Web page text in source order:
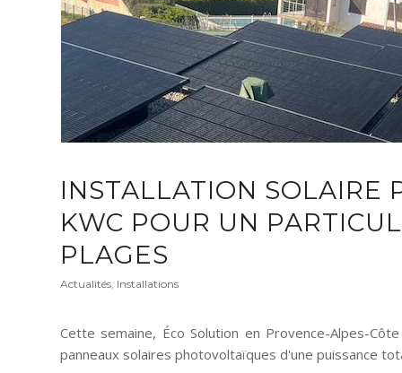
INSTALLATION SOLAIRE
KWC POUR UN
PLAGES
Actualités, Installations
Cette semaine, Éco Solution en Provence-Alpes-
panneaux solaires photovoltaïques d'une puissance